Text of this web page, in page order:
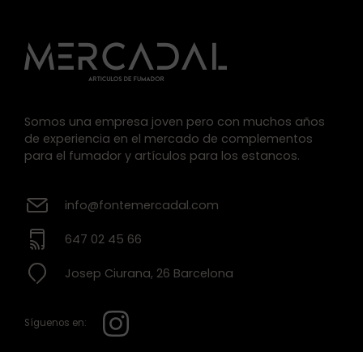
Somos una empresa joven pero con muchos años
de experiencia en el mercado de complementos
para el fumador y artículos para los estancos.
info@fontemercadal.com
647 02 45 66
Josep Ciurana, 26 Barcelona
Síguenos en: